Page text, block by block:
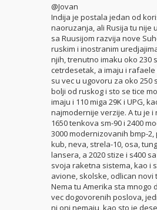
@Jovan
Indija je postala jedan od
naoruzanja, ali Rusija tu nije
sa Ruusijom razvija nove
ruskim i inostranim
njih, trenutno imaku oko 230
cetrdesetak, a imaju i rafaele
su vec u ugovoru za oko 250
bolji od ruskog i sto se tice
imaju i 110 miga 29K i UPG,
najmodernije verzije. A tu je
1650 tenkova sm-90 i 2400
3000 modernizovanih bmp-
kub, neva, strela-10, osa,
lansera, a 2020 stize i s400
svoja raketna sistema, kao i
avione, skolske, odlican
Nema tu Amerika sta mnogo
vec dogovorenih poslova,
ni oni nemaju, kao sto je